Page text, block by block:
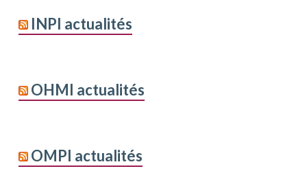
INPI actualités
OHMI actualités
OMPI actualités